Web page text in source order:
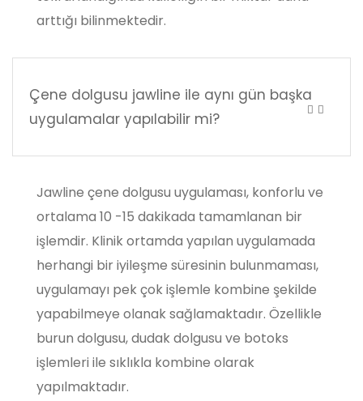
arttığı bilinmektedir.
Çene dolgusu jawline ile aynı gün başka
uygulamalar yapılabilir mi?
Jawline çene dolgusu uygulaması, konforlu ve
ortalama 10 -15 dakikada tamamlanan bir
işlemdir. Klinik ortamda yapılan uygulamada
herhangi bir iyileşme süresinin bulunmaması,
uygulamayı pek çok işlemle kombine şekilde
yapabilmeye olanak sağlamaktadır. Özellikle
burun dolgusu, dudak dolgusu ve botoks
işlemleri ile sıklıkla kombine olarak
yapılmaktadır.